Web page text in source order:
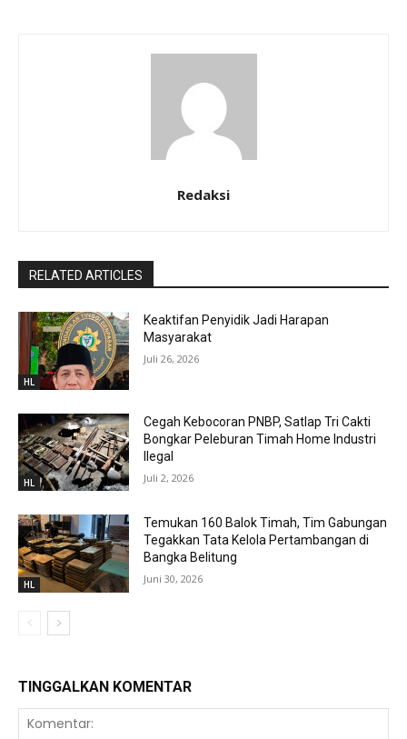
Redaksi
RELATED ARTICLES
HL
Keaktifan Penyidik Jadi Harapan
Masyarakat
Juli 26, 2026
HL
Cegah Kebocoran PNBP, Satlap Tri Cakti
Bongkar Peleburan Timah Home Industri
Ilegal
Juli 2, 2026
HL
Temukan 160 Balok Timah, Tim Gabungan
Tegakkan Tata Kelola Pertambangan di
Bangka Belitung
Juni 30, 2026
TINGGALKAN KOMENTAR